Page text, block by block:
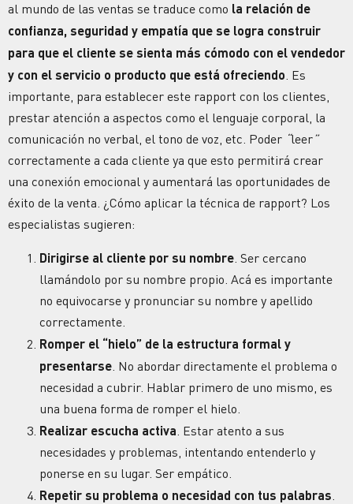
al mundo de las ventas se traduce como la relación de
confianza, seguridad y empatía que se logra construir
para que el cliente se sienta más cómodo con el vendedor
y con el servicio o producto que está ofreciendo. Es
importante, para establecer este rapport con los clientes,
prestar atención a aspectos como el lenguaje corporal, la
comunicación no verbal, el tono de voz, etc. Poder “leer”
correctamente a cada cliente ya que esto permitirá crear
una conexión emocional y aumentará las oportunidades de
éxito de la venta. ¿Cómo aplicar la técnica de rapport? Los
especialistas sugieren:
Dirigirse al cliente por su nombre . Ser cercano
llamándolo por su nombre propio. Acá es importante
no equivocarse y pronunciar su nombre y apellido
correctamente.
Romper el “hielo” de la estructura formal y
presentarse . No abordar directamente el problema o
necesidad a cubrir. Hablar primero de uno mismo, es
una buena forma de romper el hielo.
Realizar escucha activa . Estar atento a sus
necesidades y problemas, intentando entenderlo y
ponerse en su lugar. Ser empático.
Repetir su problema o necesidad con tus palabras